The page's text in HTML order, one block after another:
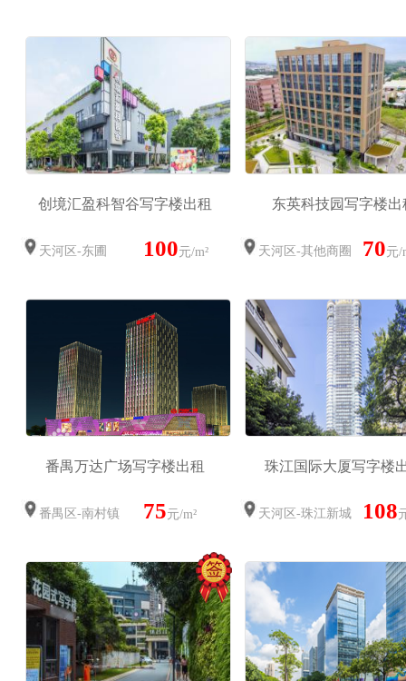
创境汇盈科智谷写字楼出租
天河区-东圃 100元/m²
东英科技园写字楼出
天河区-其他商圈 70元/
番禺万达广场写字楼出租
番禺区-南村镇 75元/m²
珠江国际大厦写字楼
天河区-珠江新城 108